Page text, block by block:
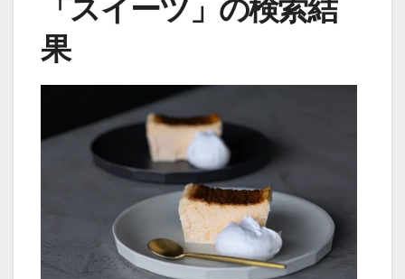
「スイーツ」の検索結
果